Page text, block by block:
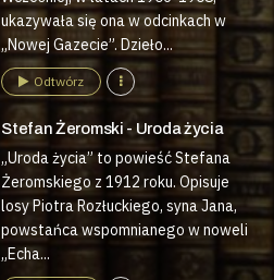
ukazywała się ona w odcinkach w
„Nowej Gazecie”. Dzieło...
Odtwórz
Stefan Żeromski - Uroda życia
„Uroda życia” to powieść Stefana
Żeromskiego z 1912 roku. Opisuje
losy Piotra Rozłuckiego, syna Jana,
powstańca wspomnianego w noweli
„Echa...